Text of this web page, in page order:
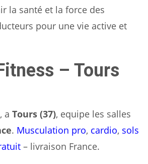
la santé et la force des
pour une vie active et
– Tours
, a Tours (37), equipe les salles
. Musculation pro, cardio, sols
– livraison France.